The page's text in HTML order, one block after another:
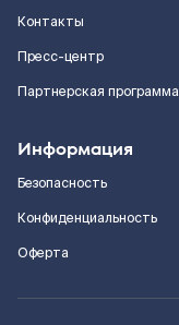
Контакты
Пресс-центр
Партнерская программа
Информация
Безопасность
Конфиденциальность
Оферта